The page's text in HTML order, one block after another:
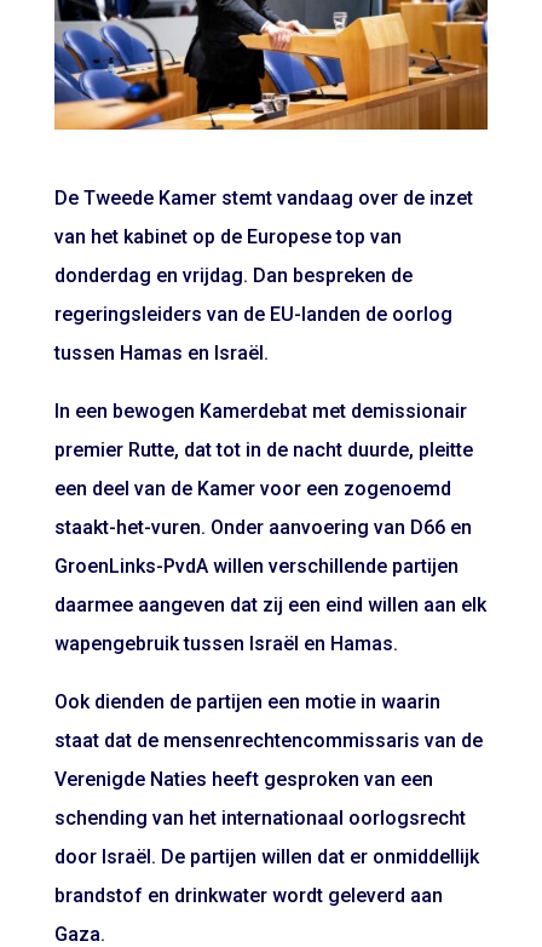
De Tweede Kamer stemt vandaag over de inzet
van het kabinet op de Europese top van
donderdag en vrijdag. Dan bespreken de
regeringsleiders van de EU-landen de oorlog
tussen Hamas en Israël.
In een bewogen Kamerdebat met demissionair
premier Rutte, dat tot in de nacht duurde, pleitte
een deel van de Kamer voor een zogenoemd
staakt-het-vuren. Onder aanvoering van D66 en
GroenLinks-PvdA willen verschillende partijen
daarmee aangeven dat zij een eind willen aan elk
wapengebruik tussen Israël en Hamas.
Ook dienden de partijen een motie in waarin
staat dat de mensenrechtencommissaris van de
Verenigde Naties heeft gesproken van een
schending van het internationaal oorlogsrecht
door Israël. De partijen willen dat er onmiddellijk
brandstof en drinkwater wordt geleverd aan
Gaza.